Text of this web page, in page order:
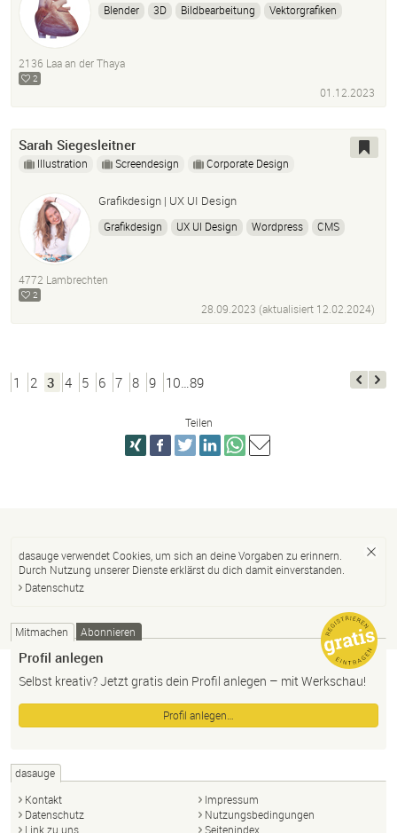
Blender 3D Bildbearbeitung
Vektorgrafiken
2136 Laa an der Thaya
2
01.12.2023
Sarah Siegesleitner
Illustration Screendesign Corporate Design
Grafikdesign | UX UI Design
Grafikdesign UX UI Design Wordpress
CMS
4772 Lambrechten
2
28.09.2023 (aktualisiert 12.02.2024)
1 2 3 4 5 6 7 8 9 10…89
Teilen
dasauge verwendet Cookies, um sich an deine Vorgaben zu erinnern.
Durch Nutzung unserer Dienste erklärst du dich damit einverstanden.
Datenschutz
Mitmachen Abonnieren
Profil anlegen
Selbst kreativ? Jetzt gratis dein Profil anlegen – mit Werkschau!
Profil anlegen…
dasauge
Kontakt
Impressum
Datenschutz
Nutzungsbedingungen
Link zu uns
Seitenindex